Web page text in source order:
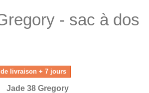
- sac à dos
de livraison + 7 jours
Jade 38 Gregory